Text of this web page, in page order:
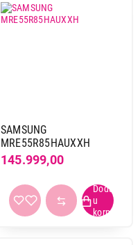
SAMSUNG
MRE55R85HAUXXH
145.999,00